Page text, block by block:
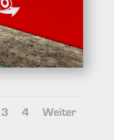
3 4 Weiter